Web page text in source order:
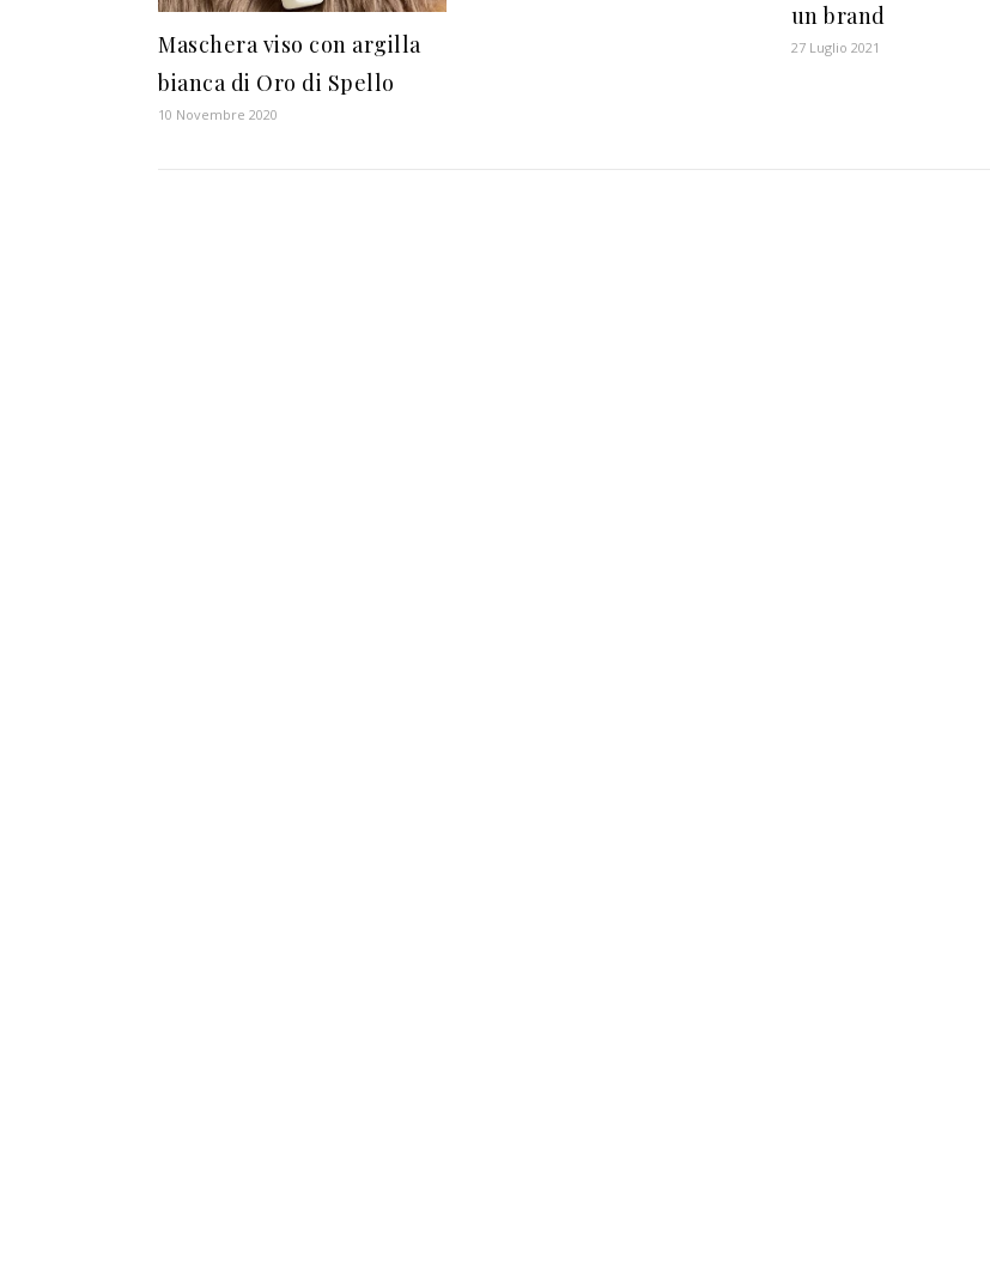
Maschera viso con argilla
bianca di Oro di Spello
10 Novembre 2020
un brand
27 Luglio 2021